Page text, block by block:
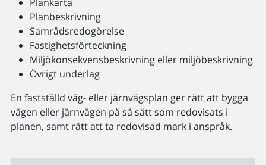
Planbeskrivning
Samrådsredogörelse
Fastighetsförteckning
Miljökonsekvensbeskrivning eller miljöbeskrivning
Övrigt underlag
En fastställd väg- eller järnvägsplan ger rätt att bygga
vägen eller järnvägen på så sätt som redovisats i
planen, samt rätt att ta redovisad mark i anspråk.